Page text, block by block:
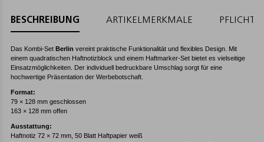
BESCHREIBUNG ARTIKELMERKMALE
Das Kombi-Set Berlin vereint praktische Funktionalität und flexibles Design. Mit
einem quadratischen Haftnotizblock und einem Haftmarker-Set bietet es vielseitige
Einsatzmöglichkeiten. Der individuell bedruckbare Umschlag sorgt für eine
hochwertige Präsentation der Werbebotschaft.
Format:
79 × 128 mm geschlossen
163 × 128 mm offen
Ausstattung:
Haftnotiz 72 × 72 mm, 50 Blatt Haftpapier weiß